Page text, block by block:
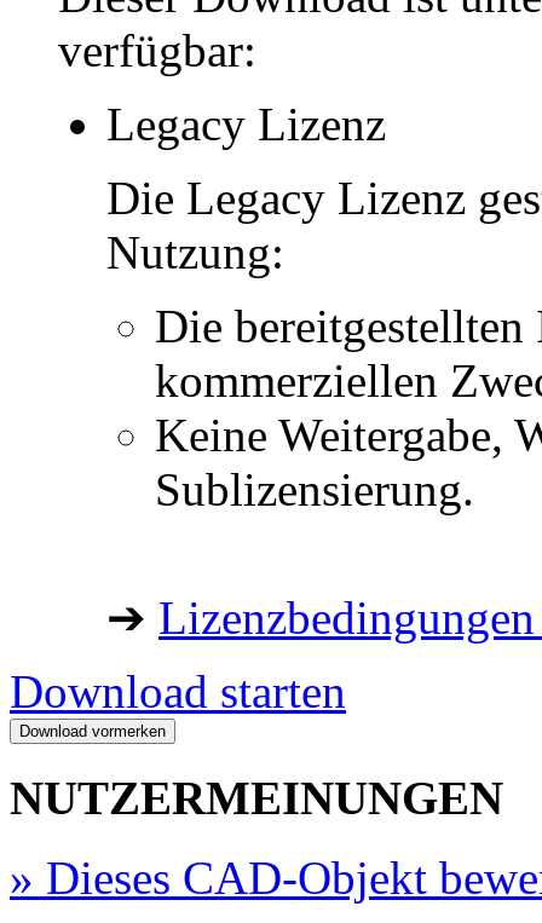
verfügbar:
Legacy Lizenz
Die Legacy Lizenz
Nutzung:
Die
kommerziellen
Keine Weitergabe,
Sublizensierung.
➔
Download starten
NUTZERMEINUNGEN
» Dieses CAD-Objekt